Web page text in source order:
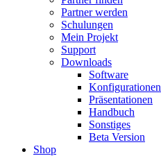
Partner werden
Schulungen
Mein Projekt
Support
Downloads
Software
Konfigurationen
Präsentationen
Handbuch
Sonstiges
Beta Version
Shop